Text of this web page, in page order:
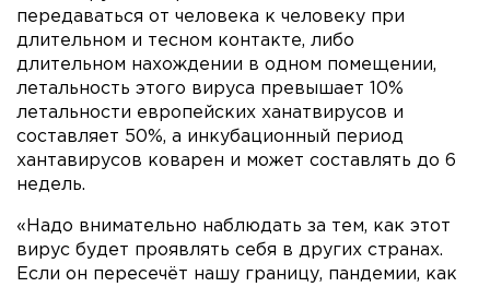
передаваться от человека к человеку при
длительном и тесном контакте, либо
длительном нахождении в одном помещении,
летальность этого вируса превышает 10%
летальности европейских ханатвирусов и
составляет 50%, а инкубационный период
хантавирусов коварен и может составлять до 6
недель.
«Надо внимательно наблюдать за тем, как этот
вирус будет проявлять себя в других странах.
Если он пересечёт нашу границу, пандемии, как